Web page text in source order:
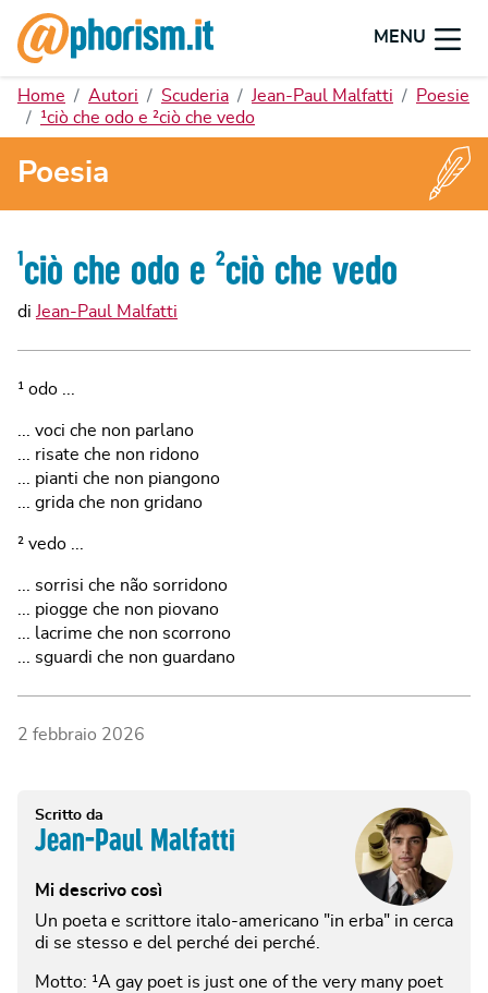
MENU
Home Autori Scuderia Jean-Paul Malfatti
Poesie
¹ciò che odo e ²ciò che vedo
Poesia
¹ciò che odo e ²ciò che vedo
di Jean-Paul Malfatti
¹ odo ...
... voci che non parlano
... risate che non ridono
... pianti che non piangono
... grida che non gridano
² vedo ...
... sorrisi che não sorridono
... piogge che non piovano
... lacrime che non scorrono
... sguardi che non guardano
2 febbraio 2026
Scritto da
Jean-Paul Malfatti
Mi descrivo così
Un poeta e scrittore italo-americano "in erba" in cerca
di se stesso e del perché dei perché.
Motto: ¹A gay poet is just one of the very many poet